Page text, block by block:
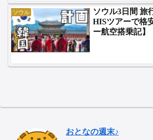
ソウル
ソウル3日間 旅
HISツアーで格
ー航空搭乗記】
おとなの週末♪